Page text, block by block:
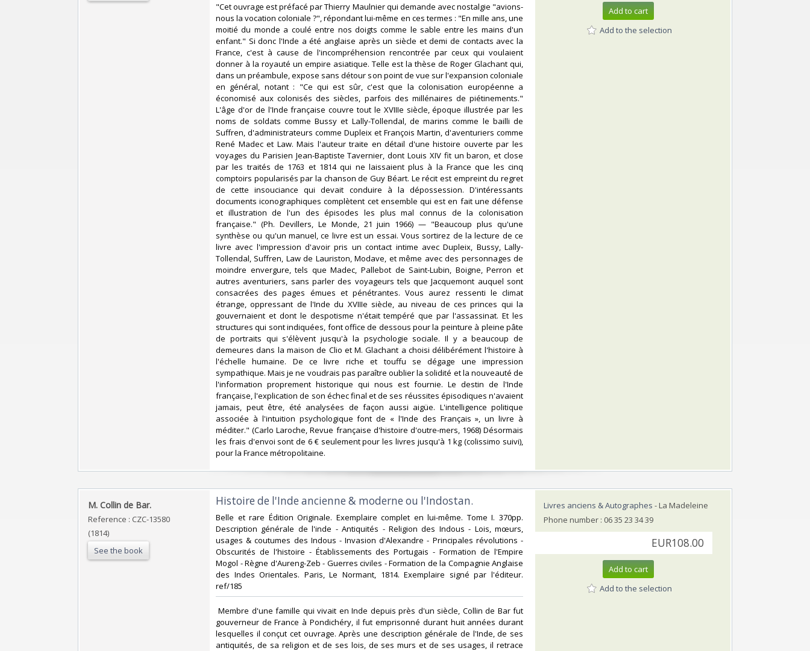
‎"Cet ouvrage est préfacé par Thierry Maulnier qui demande avec nostalgie "avions-
nous la vocation coloniale ?", répondant lui-même en ces termes : "En mille ans, une
moitié du monde a coulé entre nos doigts comme le sable entre les mains d'un
enfant." Si donc l'Inde a été anglaise après un siècle et demi de contacts avec la
France, c'est à cause de l'incompréhension rencontrée par ceux qui voulaient
donner à la royauté un empire asiatique. Telle est la thèse de Roger Glachant qui,
dans un préambule, expose sans détour son point de vue sur l'expansion coloniale
en général, notant : "Ce qui est sûr, c'est que la colonisation européenne a
économisé aux colonisés des siècles, parfois des millénaires de piétinements."
L'âge d'or de l'Inde française couvre tout le XVIIIe siècle, époque illustrée par les
noms de soldats comme Bussy et Lally-Tollendal, de marins comme le bailli de
Suffren, d'administrateurs comme Dupleix et François Martin, d'aventuriers comme
René Madec et Law. Mais l'auteur traite en détail d'une histoire ouverte par les
voyages du Parisien Jean-Baptiste Tavernier, dont Louis XIV fit un baron, et close
par les traités de 1763 et 1814 qui ne laissaient plus à la France que les cinq
comptoirs popularisés par la chanson de Guy Béart. Le récit est empreint du regret
de cette insouciance qui devait conduire à la dépossession. D'intéressants
documents iconographiques complètent cet ensemble qui est en fait une défense
et illustration de l'un des épisodes les plus mal connus de la colonisation
française." (Ph. Devillers, Le Monde, 21 juin 1966) — "Beaucoup plus qu'une
synthèse ou qu'un manuel, ce livre est un essai. Vous sortirez de la lecture de ce
livre avec l'impression d'avoir pris un contact intime avec Dupleix, Bussy, Lally-
Tollendal, Suffren, Law de Lauriston, Modave, et même avec des personnages de
moindre envergure, tels que Madec, Pallebot de Saint-Lubin, Boigne, Perron et
autres aventuriers, sans parler des voyageurs tels que Jacquemont auquel sont
consacrées des pages émues et pénétrantes. Vous aurez ressenti le climat
étrange, oppressant de l'Inde du XVIIIe siècle, au niveau de ces princes qui la
gouvernaient et dont le despotisme n'était tempéré que par l'assassinat. Et les
structures qui sont indiquées, font office de dessous pour la peinture à pleine pâte
de portraits qui s'élèvent jusqu'à la psychologie sociale. Il y a beaucoup de
demeures dans la maison de Clio et M. Glachant a choisi délibérément l'histoire à
l'échelle humaine. De ce livre riche et touffu se dégage une impression
sympathique. Mais je ne voudrais pas paraître oublier la solidité et la nouveauté de
l'information proprement historique qui nous est fournie. Le destin de l'Inde
française, l'explication de son échec final et de ses réussites épisodiques n'avaient
jamais, peut être, été analysées de façon aussi aigüe. L'intelligence politique
associée à l'intuition psychologique font de « l'Inde des Français », un livre à
méditer." (Carlo Laroche, Revue française d'histoire d'outre-mers, 1968) Désormais
les frais d'envoi sont de 6 € seulement pour les livres jusqu'à 1 kg (colissimo suivi),
pour la France métropolitaine.‎
Add to cart
Add to the selection
‎M. Collin de Bar.‎
Reference : CZC-13580
(1814)
See the book
‎Histoire de l'Inde ancienne & moderne ou l'Indostan. ‎
‎Belle et rare Édition Originale. Exemplaire complet en lui-même. Tome I. 370pp.
Description générale de l'inde - Antiquités - Religion des Indous - Lois, mœurs,
usages & coutumes des Indous - Invasion d'Alexandre - Principales révolutions -
Obscurités de l'histoire - Établissements des Portugais - Formation de l'Empire
Mogol - Règne d'Aureng-Zeb - Guerres civiles - Formation de la Compagnie Anglaise
des Indes Orientales. Paris, Le Normant, 1814. Exemplaire signé par l'éditeur.
ref/185‎
‎ Membre d'une famille qui vivait en Inde depuis près d'un siècle, Collin de Bar fut
gouverneur de France à Pondichéry, il fut emprisonné durant huit années durant
lesquelles il conçut cet ouvrage. Après une description générale de l'Inde, de ses
antiquités, de sa religion et de ses lois, de ses murs et de ses usages, il retrace
Livres anciens & Autographes - La Madeleine
Phone number : 06 35 23 34 39
EUR108.00
Add to cart
Add to the selection